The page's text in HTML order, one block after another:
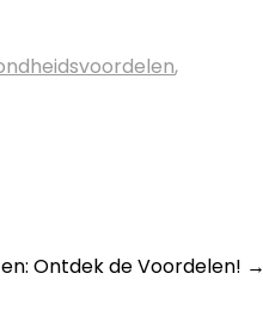
,
Ontdek de Voordelen! →